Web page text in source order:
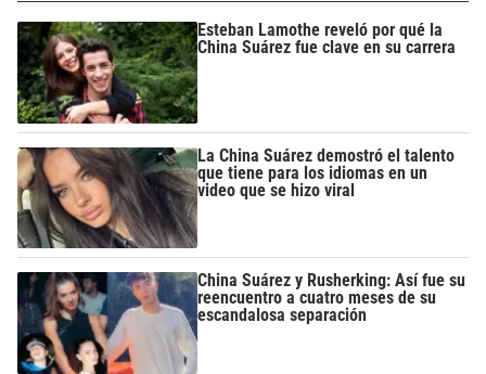
Esteban Lamothe reveló por qué la
China Suárez fue clave en su carrera
La China Suárez demostró el talento
que tiene para los idiomas en un
video que se hizo viral
China Suárez y Rusherking: Así fue su
reencuentro a cuatro meses de su
escandalosa separación